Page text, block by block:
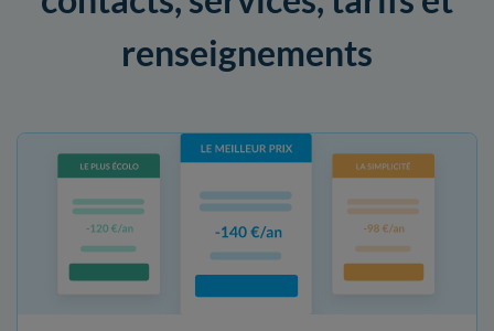
renseignements